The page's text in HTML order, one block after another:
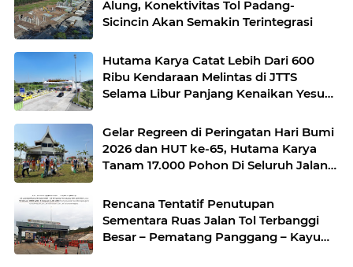
Alung, Konektivitas Tol Padang-
Sicincin Akan Semakin Terintegrasi
Hutama Karya Catat Lebih Dari 600
Ribu Kendaraan Melintas di JTTS
Selama Libur Panjang Kenaikan Yesus
Gelar Regreen di Peringatan Hari Bumi
2026 dan HUT ke-65, Hutama Karya
Tanam 17.000 Pohon Di Seluruh Jalan
Rencana Tentatif Penutupan
Sementara Ruas Jalan Tol Terbanggi
Besar – Pematang Panggang – Kayu